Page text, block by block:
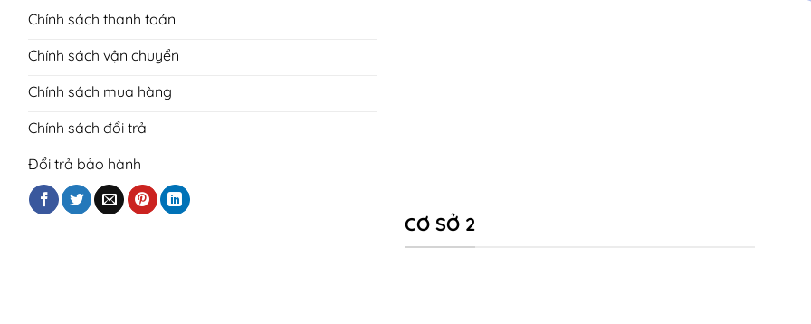
Chính sách thanh toán
Chính sách vận chuyển
Chính sách mua hàng
Chính sách đổi trả
Đổi trả bảo hành
CƠ SỞ 2